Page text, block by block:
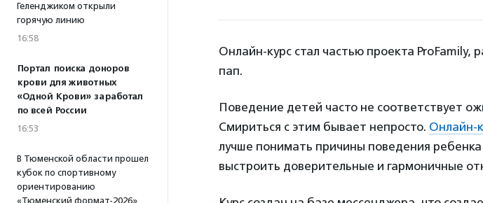
Геленджиком открыли
горячую линию
16:58
Портал поиска доноров
крови для животных
«Одной Крови» заработал
по всей России
16:53
В Тюменской области прошел
кубок по спортивному
ориентированию
«Тюменский формат-2026»
Онлайн-курс стал частью проекта ProFamily,
пап.
Поведение детей часто не соответствует
Смириться с этим бывает непросто. Онлайн-
лучше понимать причины поведения
выстроить доверительные и гармоничные